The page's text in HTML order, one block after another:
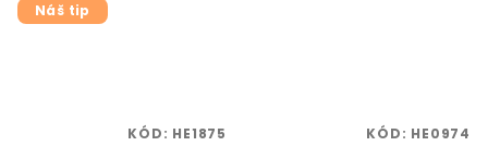
Náš tip
KÓD: HE1875 KÓD: HE0974